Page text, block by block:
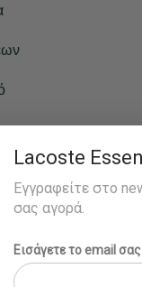
Lacoste
Εγγραφείτε στο
σας αγορά.
Εισάγετε το email